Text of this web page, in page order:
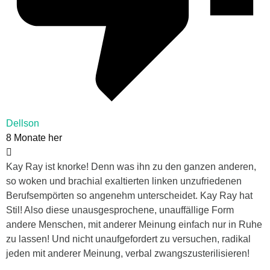
Dellson
8 Monate her
Kay Ray ist knorke! Denn was ihn zu den ganzen anderen,
so woken und brachial exaltierten linken unzufriedenen
Berufsempörten so angenehm unterscheidet. Kay Ray hat
Stil! Also diese unausgesprochene, unauffällige Form
andere Menschen, mit anderer Meinung einfach nur in Ruhe
zu lassen! Und nicht unaufgefordert zu versuchen, radikal
jeden mit anderer Meinung, verbal zwangszusterilisieren!